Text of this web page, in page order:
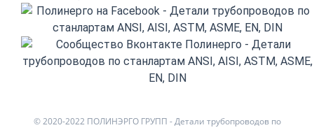
© 2020-2022 ПОЛИНЭРГО ГРУПП - Детали трубопроводов по